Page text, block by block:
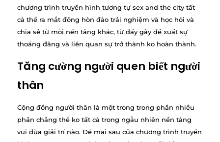
chương trình truyền hình tương tự sex and the city tất
cả thể ra mắt đông hòn đảo trải nghiệm và học hỏi và
chia sẻ từ mỗi nền tảng khác, từ đấy gây đề xuất sự
thoáng đãng và liên quan sự trở thành ko hoàn thành.
Tăng cường người quen biết người
thân
Cộng đồng người thân là một trong trong phần nhiều
phần chẳng thể ko tất cả trong ngẫu nhiên nền tảng
vui đùa giải trí nào. Để mai sau của chương trình truyền